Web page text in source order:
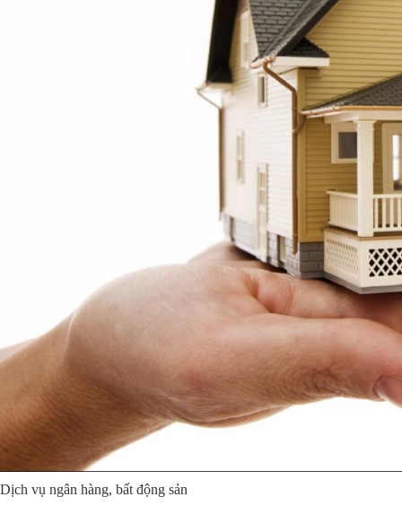
Dịch vụ ngân hàng, bất động sản